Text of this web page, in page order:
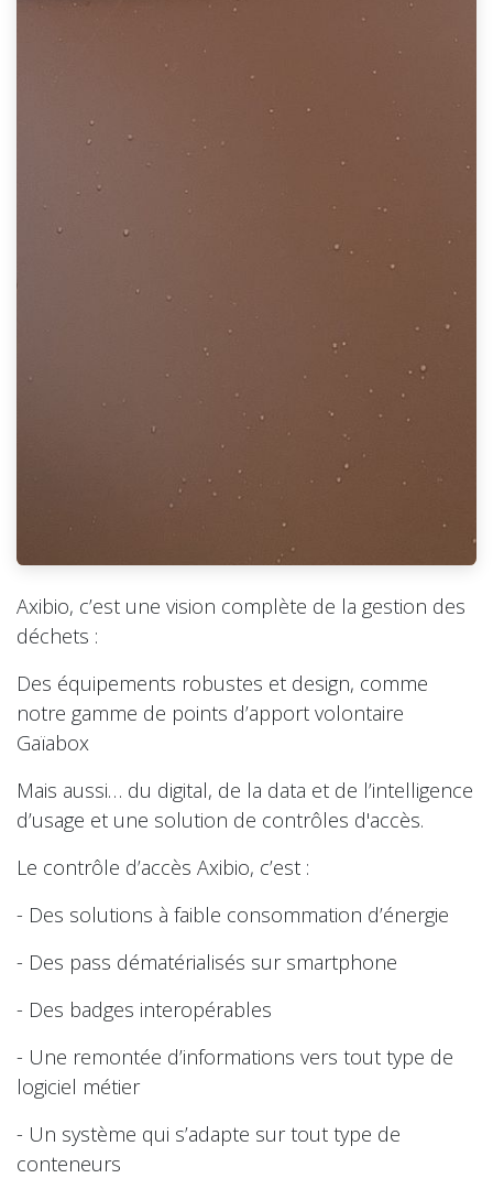
Axibio, c’est une vision complète de la gestion des
déchets :
Des équipements robustes et design, comme
notre gamme de points d’apport volontaire
Gaïabox
Mais aussi… du digital, de la data et de l’intelligence
d’usage et une solution de contrôles d'accès.
Le contrôle d’accès Axibio, c’est :
- Des solutions à faible consommation d’énergie
- Des pass dématérialisés sur smartphone
- Des badges interopérables
- Une remontée d’informations vers tout type de
logiciel métier
- Un système qui s’adapte sur tout type de
conteneurs